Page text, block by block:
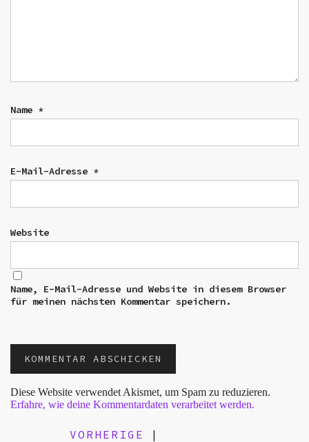
Name *
E-Mail-Adresse *
Website
Name, E-Mail-Adresse und Website in diesem Browser
für meinen nächsten Kommentar speichern.
Diese Website verwendet Akismet, um Spam zu reduzieren.
Erfahre, wie deine Kommentardaten verarbeitet werden.
VORHERIGE |